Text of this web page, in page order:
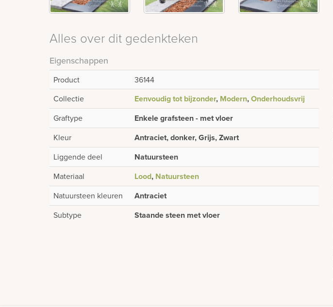
Alles over dit gedenkteken
Eigenschappen
Product
36144
Collectie
Eenvoudig tot bijzonder, Modern,Onderhoudsvrij
Graftype Enkele grafsteen - met vloer
Kleur Antraciet, donker, Grijs, Zwart
Liggende deel Natuursteen
Materiaal Lood, Natuursteen
Natuursteen kleuren Antraciet
Subtype Staande steen met vloer